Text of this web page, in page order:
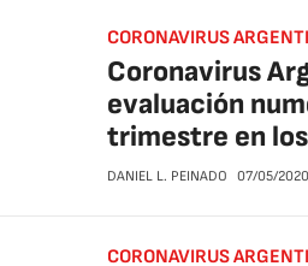
CORONAVIRUS
Coronavirus
evaluación
trimestre en
DANIEL L. PEINADO 07/05/2020
CORONAVIRUS